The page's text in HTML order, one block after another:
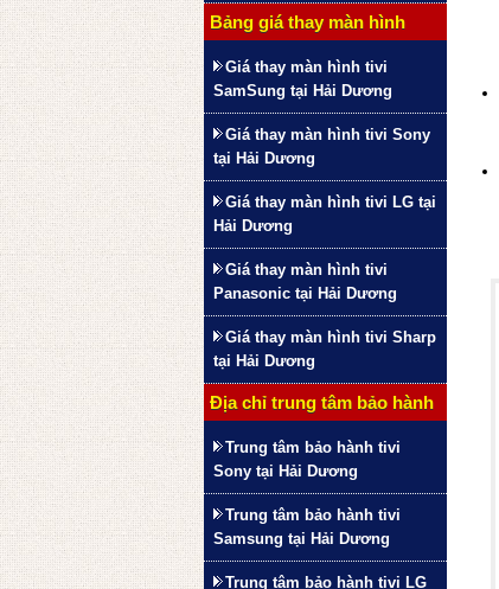
Bảng giá thay màn hình
Giá thay màn hình tivi
SamSung tại Hải Dương
Giá thay màn hình tivi Sony
tại Hải Dương
Giá thay màn hình tivi LG tại
Hải Dương
Giá thay màn hình tivi
Panasonic tại Hải Dương
Giá thay màn hình tivi Sharp
tại Hải Dương
Địa chỉ trung tâm bảo hành
Trung tâm bảo hành tivi
Sony tại Hải Dương
Trung tâm bảo hành tivi
Samsung tại Hải Dương
Trung tâm bảo hành tivi LG